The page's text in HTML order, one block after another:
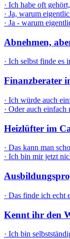
· Ich habe oft
· Ja, warum
· Ja - warum
Abnehmen,
· Ich selbst finde es
Finanzberater
· Ich würde auch
· Oder auch einfach
Heizlüfter im
· Das kann man
· Ich bin mir jetzt
· Das finde ich echt
Kennt ihr den
· Ich bin